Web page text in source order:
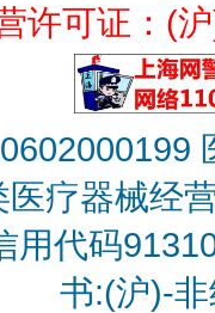
许可证：(
医疗器械经
用代码
书:(沪)-